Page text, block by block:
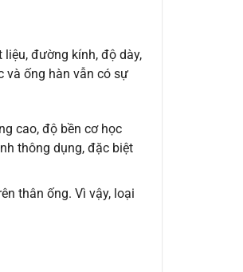
đường kính, độ dày,
và ống hàn vẫn có sự
cao, độ bền cơ học
thông dụng, đặc biệt
thân ống. Vì vậy, loại